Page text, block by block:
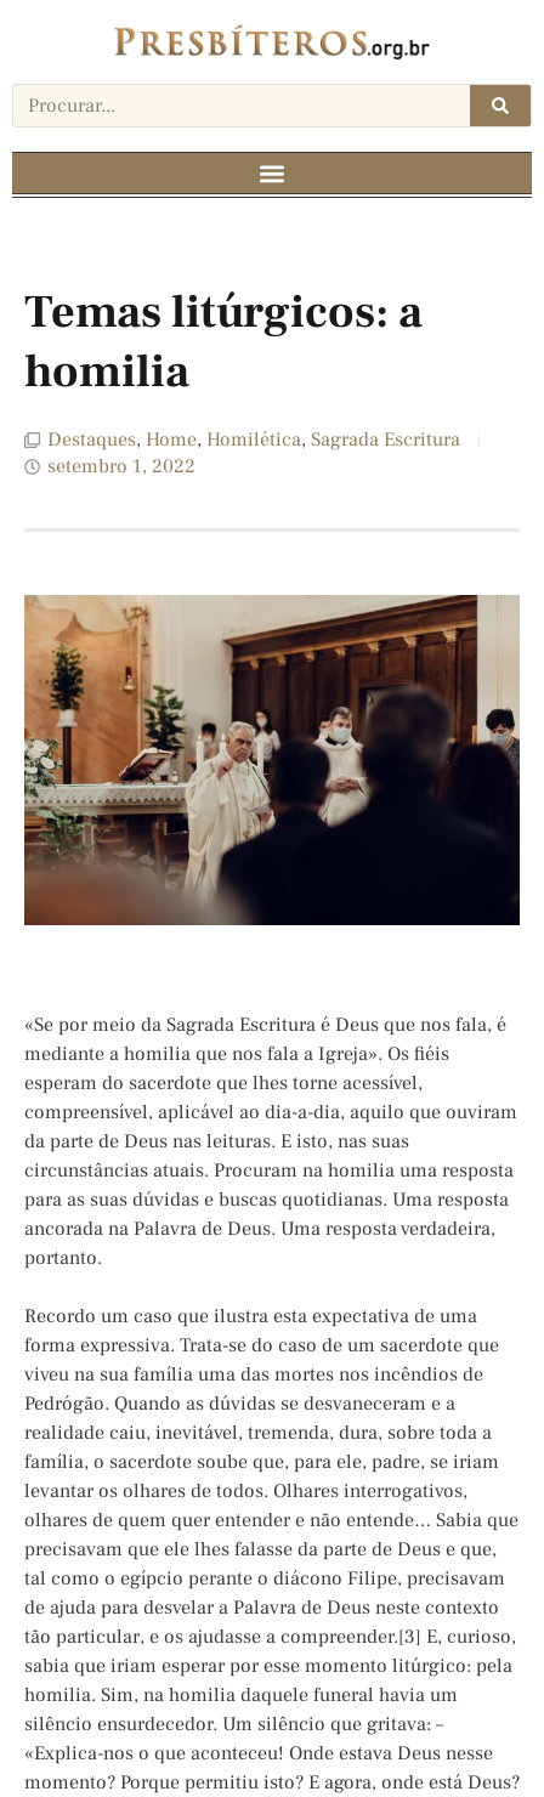
Temas litúrgicos: a
homilia
Destaques, Home, Homilética, Sagrada Escritura
setembro 1, 2022
«Se por meio da Sagrada Escritura é Deus que nos fala, é
mediante a homilia que nos fala a Igreja». Os fiéis
esperam do sacerdote que lhes torne acessível,
compreensível, aplicável ao dia-a-dia, aquilo que ouviram
da parte de Deus nas leituras. E isto, nas suas
circunstâncias atuais. Procuram na homilia uma resposta
para as suas dúvidas e buscas quotidianas. Uma resposta
ancorada na Palavra de Deus. Uma resposta verdadeira,
portanto.
Recordo um caso que ilustra esta expectativa de uma
forma expressiva. Trata-se do caso de um sacerdote que
viveu na sua família uma das mortes nos incêndios de
Pedrógão. Quando as dúvidas se desvaneceram e a
realidade caiu, inevitável, tremenda, dura, sobre toda a
família, o sacerdote soube que, para ele, padre, se iriam
levantar os olhares de todos. Olhares interrogativos,
olhares de quem quer entender e não entende… Sabia que
precisavam que ele lhes falasse da parte de Deus e que,
tal como o egípcio perante o diácono Filipe, precisavam
de ajuda para desvelar a Palavra de Deus neste contexto
tão particular, e os ajudasse a compreender.[3] E, curioso,
sabia que iriam esperar por esse momento litúrgico: pela
homilia. Sim, na homilia daquele funeral havia um
silêncio ensurdecedor. Um silêncio que gritava: –
«Explica-nos o que aconteceu! Onde estava Deus nesse
momento? Porque permitiu isto? E agora, onde está Deus?